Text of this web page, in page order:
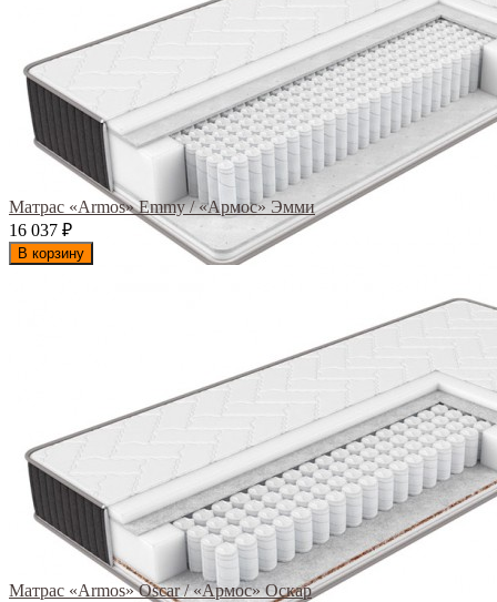
Матрас «Armos» Emmy / «Армос» Эмми
16 037 ₽
В корзину
Матрас «Armos» Oscar / «Армос» Оскар